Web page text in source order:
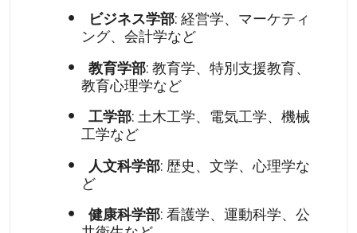
ビジネス学部: 経営学、マーケティ
ング、会計学など
教育学部: 教育学、特別支援教育、
教育心理学など
工学部: 土木工学、電気工学、機械
工学など
人文科学部: 歴史、文学、心理学な
ど
健康科学部: 看護学、運動科学、公